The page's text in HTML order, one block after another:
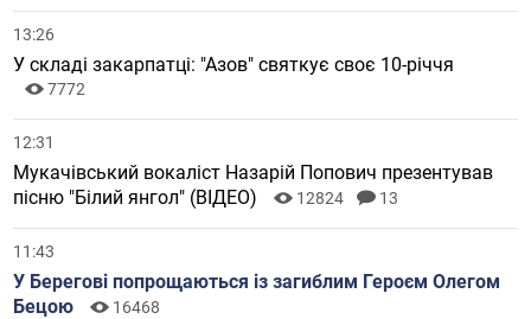
13:26
У складі закарпатці: "Азов" святкує своє 10-річчя
7772
12:31
Мукачівський вокаліст Назарій Попович презентував
пісню "Білий янгол" (ВІДЕО)
12824 13
11:43
У Берегові попрощаються із загиблим Героєм Олегом
Бецою
16468